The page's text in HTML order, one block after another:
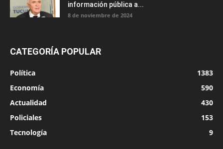
información pública a...
8 de noviembre de 2024
CATEGORÍA POPULAR
Política
1383
Economía
590
Actualidad
430
Policiales
153
Tecnología
9